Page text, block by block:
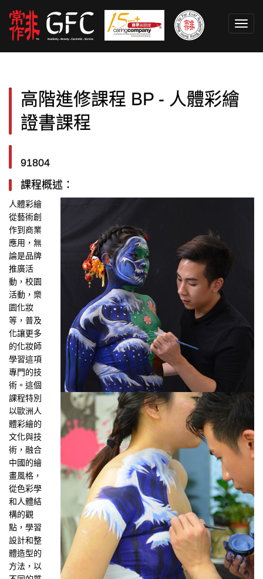
高階進修課程 BP - 人體彩繪
證書課程
91804
課程概述：
人體彩繪
從藝術創
作到商業
應用，無
論是品牌
推廣活
動，校園
活動，樂
園化妝
等，普及
化讓更多
的化妝師
學習這項
專門的技
術。這個
課程特別
以歐洲人
體彩繪的
文化與技
術，融合
中國的繪
畫風格，
從色彩學
和人體結
構的觀
點，學習
設計和整
體造型的
方法，以